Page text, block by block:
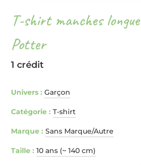
T-shirt manches
Potter
1 crédit
Univers : Garçon
Catégorie : T-shirt
Marque : Sans Marque/Autre
Taille : 10 ans (~ 140 cm)